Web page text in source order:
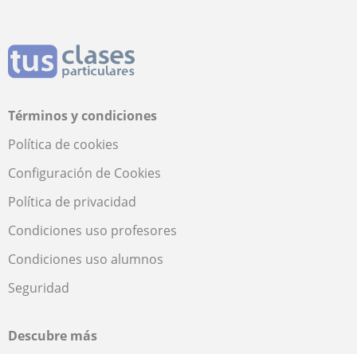
Términos y condiciones
Política de cookies
Configuración de Cookies
Política de privacidad
Condiciones uso profesores
Condiciones uso alumnos
Seguridad
Descubre más